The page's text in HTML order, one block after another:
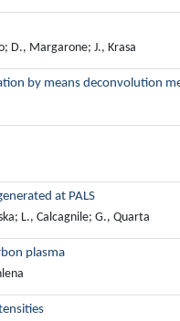
D., Margarone; J., Krasa
by means deconvolution
at PALS
L., Calcagnile; G., Quarta
plasma